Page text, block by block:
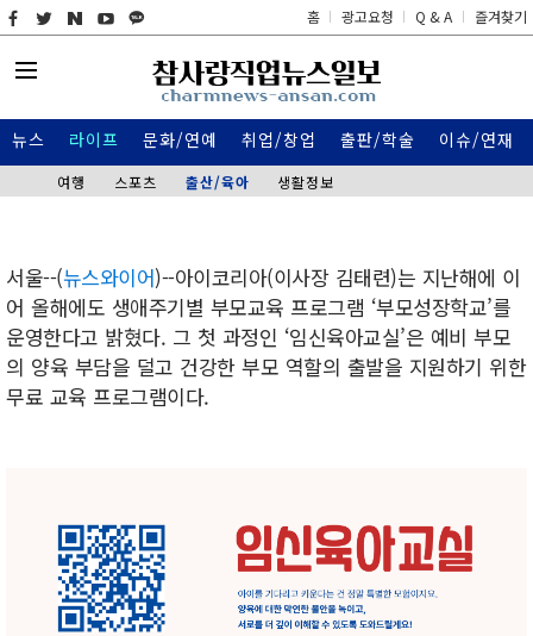
홈 광고요청 Q & A 즐겨찾기
뉴스 라이프
여행 스포츠 출산/육아 생활정보
문화/연예 취업/창업 출판/학술 이슈/연재
서울--(뉴스와이어)--아이코리아(이사장 김태련)는 지난해에 이
어 올해에도 생애주기별 부모교육 프로그램 ‘부모성장학교’를
운영한다고 밝혔다. 그 첫 과정인 ‘임신육아교실’은 예비 부모
의 양육 부담을 덜고 건강한 부모 역할의 출발을 지원하기 위한
무료 교육 프로그램이다.